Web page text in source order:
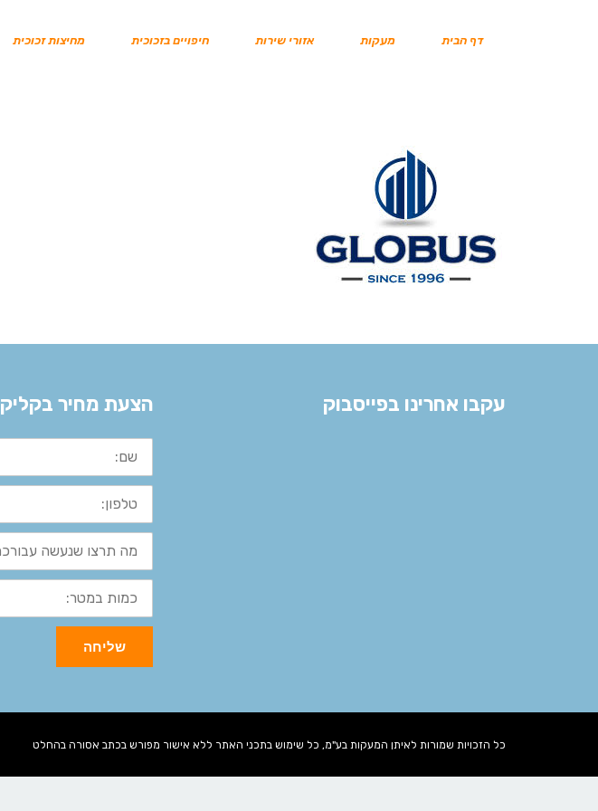
דף הבית מעקות אזורי שירות חיפויים בזכוכית מחיצות זכוכית
עקבו אחרינו בפייסבוק הצעת מחיר בקליק
שם:
טלפון:
מה
תרצו
שנעשה
עבורכם:
כמות
במטר:
שליחה
כל הזכויות שמורות לאיתן המעקות בע"מ, כל שימוש בתכני האתר ללא אישור מפורש בכתב אסורה בהחלט